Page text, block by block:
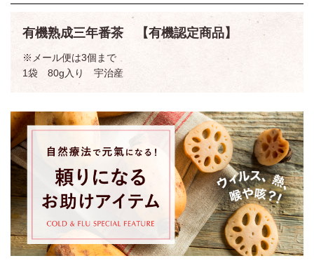
有機熟成三年番茶 【有機認定商品】
※メール便は3個まで
1袋 80g入り 宇治産